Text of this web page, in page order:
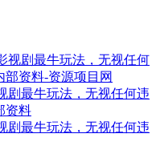
剧最牛玩法，无视任何违
资料
剧最牛玩法，无视任何违